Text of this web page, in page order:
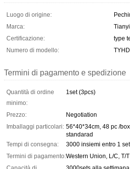
Luogo di origine:
Marca:
Certificazione:
type
Numero di modello:
Termini di pagamento e spedizione
Quantità di ordine
minimo:
1set (3pcs)
Prezzo:
Negotiation
Imballaggi particolari: 56*40*34cm, 48 pc /
standarad
Tempi di consegna:
3000 insiemi entro 1
Termini di pagamento:Western Union, L/C, T/T